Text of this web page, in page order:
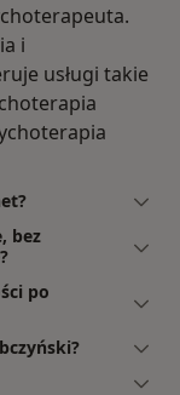
i
usługi takie
bez
po